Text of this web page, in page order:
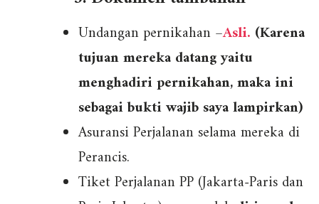
Undangan pernikahan –Asli. (Karena
tujuan mereka datang yaitu
menghadiri pernikahan, maka ini
sebagai bukti wajib saya lampirkan)
Asuransi Perjalanan selama mereka di
Perancis.
Tiket Perjalanan PP (Jakarta-Paris dan